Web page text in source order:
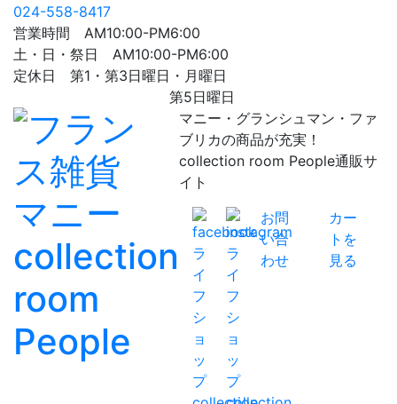
024-558-8417
営業時間 AM10:00-PM6:00
土・日・祭日 AM10:00-PM6:00
定休日 第1・第3日曜日・月曜日
第5日曜日
マニー・グランシュマン・ファ
ブリカの商品が充実！
collection room People通販サ
イト
お問
い合
わせ
カー
トを
見る